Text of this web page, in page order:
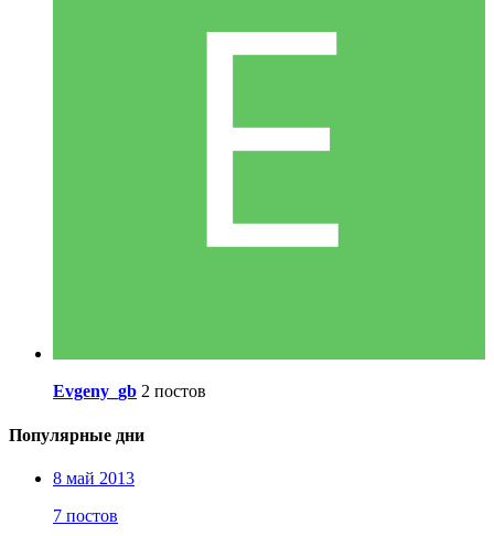
Evgeny_gb 2 постов
Популярные дни
8 май 2013
7 постов